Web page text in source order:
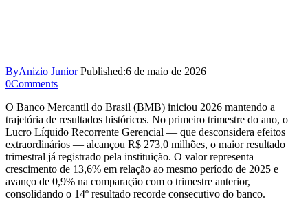
ByAnizio Junior Published:6 de maio de 2026
0Comments
O Banco Mercantil do Brasil (BMB) iniciou 2026 mantendo a
trajetória de resultados históricos. No primeiro trimestre do ano, o
Lucro Líquido Recorrente Gerencial — que desconsidera efeitos
extraordinários — alcançou R$ 273,0 milhões, o maior resultado
trimestral já registrado pela instituição. O valor representa
crescimento de 13,6% em relação ao mesmo período de 2025 e
avanço de 0,9% na comparação com o trimestre anterior,
consolidando o 14º resultado recorde consecutivo do banco.